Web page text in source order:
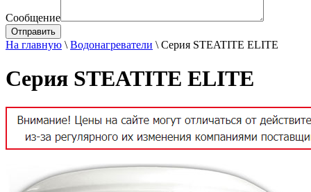
Сообщение
На главную \ Водонагреватели \ Серия STEATITE ELITE
Серия STEATITE ELITE